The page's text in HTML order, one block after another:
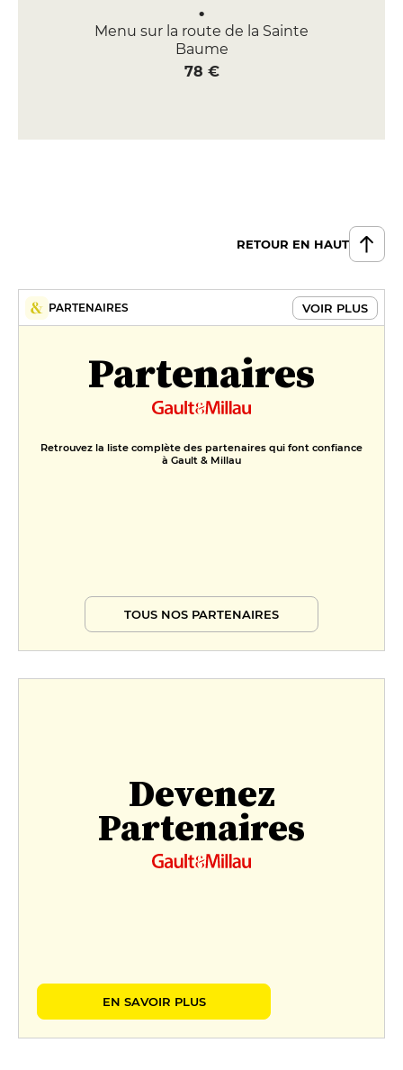
Menu sur la route de la Sainte
Baume
78 €
RETOUR EN HAUT
PARTENAIRES VOIR PLUS
Partenaires
Retrouvez la liste complète des partenaires qui font confiance
à Gault & Millau
TOUS NOS PARTENAIRES
Devenez
Partenaires
EN SAVOIR PLUS